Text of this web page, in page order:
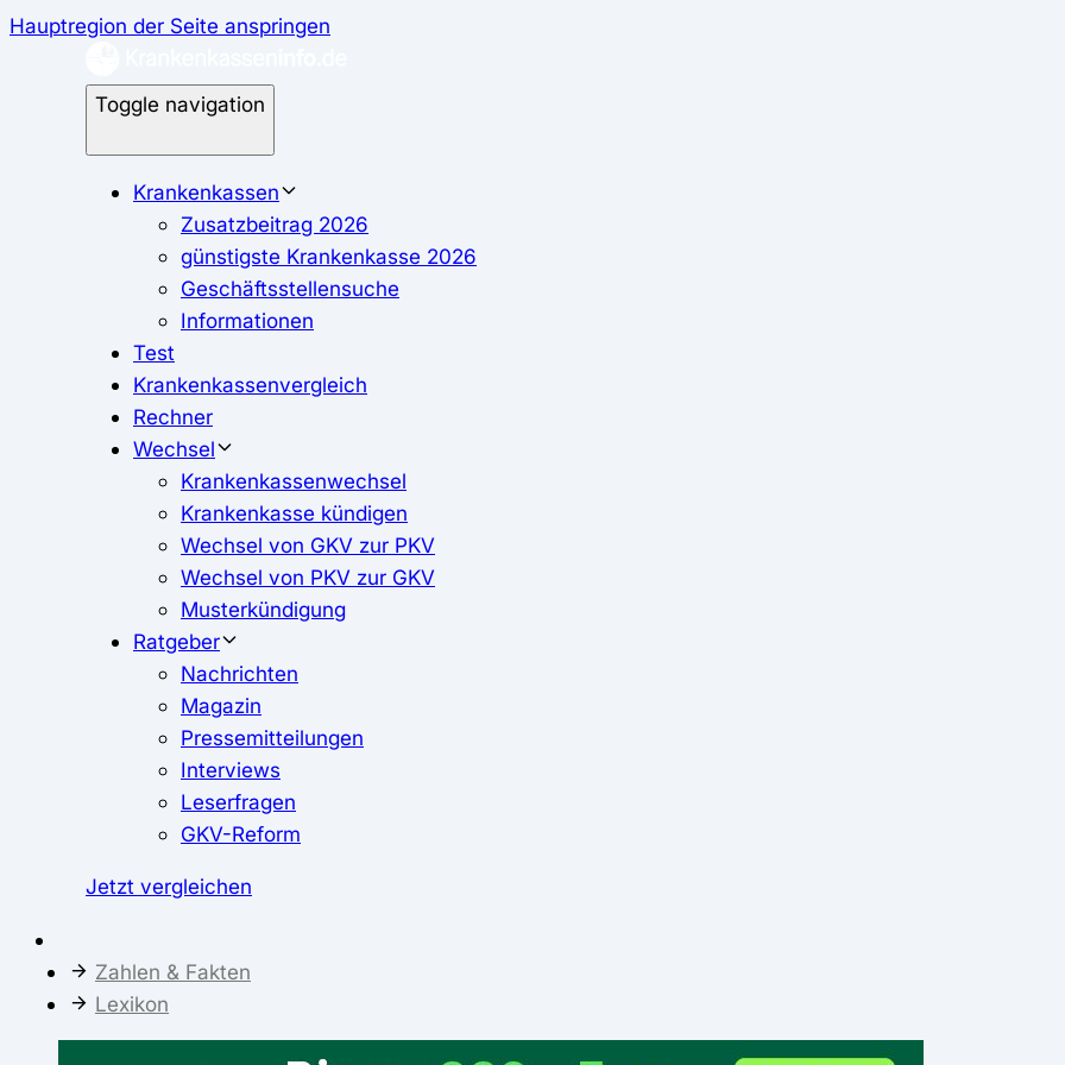
Hauptregion der Seite anspringen
Toggle navigation
Krankenkassen
Zusatzbeitrag 2026
günstigste Krankenkasse 2026
Geschäftsstellensuche
Informationen
Test
Krankenkassenvergleich
Rechner
Wechsel
Krankenkassenwechsel
Krankenkasse kündigen
Wechsel von GKV zur PKV
Wechsel von PKV zur GKV
Musterkündigung
Ratgeber
Nachrichten
Magazin
Pressemitteilungen
Interviews
Leserfragen
GKV-Reform
Jetzt vergleichen
Zahlen & Fakten
Lexikon